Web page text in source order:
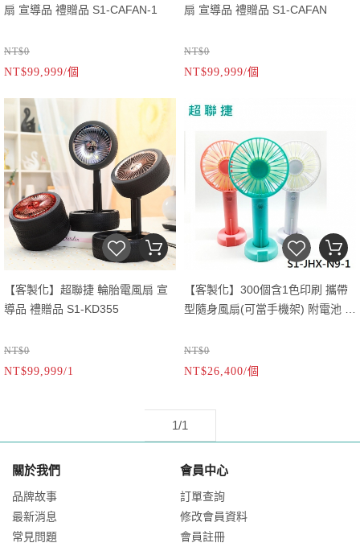
扇 宣導品 禮贈品 S1-CAFAN-1
NT$0
NT$99,999/個
扇 宣導品 禮贈品 S1-CAFAN
NT$0
NT$99,999/個
【客製化】超聯捷 輪胎電風扇 宣
導品 禮贈品 S1-KD355
NT$0
NT$99,999/1
【客製化】300個含1色印刷 攜帶
型隨身風扇(可當手機架) 附電池 宣
NT$0
NT$26,400/個
1/1
關於我們
品牌故事
最新消息
常見問題
會員中心
訂單查詢
修改會員資料
會員註冊